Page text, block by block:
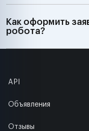
Как оформить
робота?
API
Объявления
Отзывы